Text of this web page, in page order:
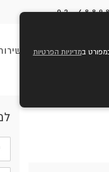
במשלוחים מוקד
מדיניות הפרטיות